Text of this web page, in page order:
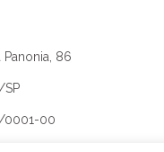
86
SP
0001-00